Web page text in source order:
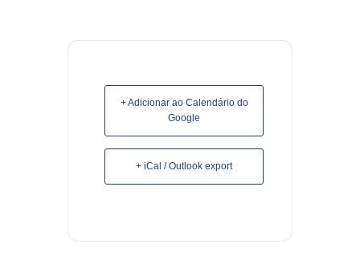
+ Adicionar ao Calendário do
Google
+ iCal / Outlook export